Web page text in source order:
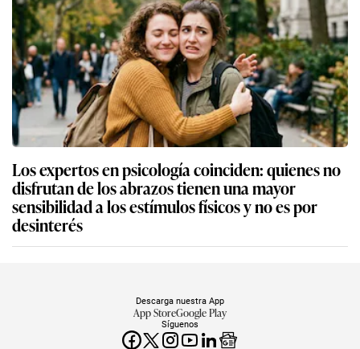
Los expertos en psicología coinciden: quienes no
disfrutan de los abrazos tienen una mayor
sensibilidad a los estímulos físicos y no es por
desinterés
Síguenos
Descarga nuestra App
App StoreGoogle Play